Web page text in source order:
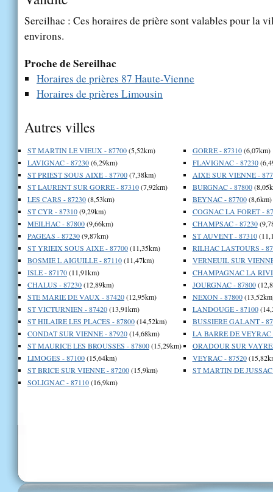
Sereilhac : Ces horaires de prière sont valables pour la
environs.
Proche de Sereilhac
Horaires de prières 87 Haute-Vienne
Horaires de prières Limousin
Autres villes
ST MARTIN LE VIEUX - 87700(5,52km)
LAVIGNAC - 87230(6,29km)
ST PRIEST SOUS AIXE - 87700(7,38km)
ST LAURENT SUR GORRE - 87310(7,92km)
LES CARS - 87230(8,53km)
ST CYR - 87310(9,29km)
MEILHAC - 87800(9,66km)
PAGEAS - 87230(9,87km)
ST YRIEIX SOUS AIXE - 87700(11,35km)
BOSMIE L AIGUILLE - 87110(11,47km)
ISLE - 87170(11,91km)
CHALUS - 87230(12,89km)
STE MARIE DE VAUX - 87420(12,95km)
ST VICTURNIEN - 87420(13,91km)
ST HILAIRE LES PLACES - 87800(14,52km)
CONDAT SUR VIENNE - 87920(14,68km)
ST MAURICE LES BROUSSES - 87800(15,29km)
LIMOGES - 87100(15,64km)
ST BRICE SUR VIENNE - 87200(15,9km)
SOLIGNAC - 87110(16,9km)
GORRE - 87310(6,07km)
FLAVIGNAC - 87230
AIXE SUR VIENNE -
BURGNAC - 87800
BEYNAC - 87700(8,6km)
COGNAC LA FORET -
CHAMPSAC - 87230
ST AUVENT - 87310
RILHAC LASTOURS -
VERNEUIL SUR
CHAMPAGNAC LA
JOURGNAC - 87800
NEXON - 87800
LANDOUGE - 87100
BUSSIERE GALANT -
LA BARRE DE VEYRAC
ORADOUR SUR
VEYRAC - 87520
ST MARTIN DE JUSSAC